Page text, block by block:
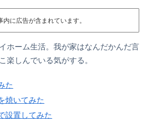
内に広告が含まれています。
ホーム生活。我が家はなんだかんだ言
楽しんでいる気がする。
た
焼いてみた
設置してみた